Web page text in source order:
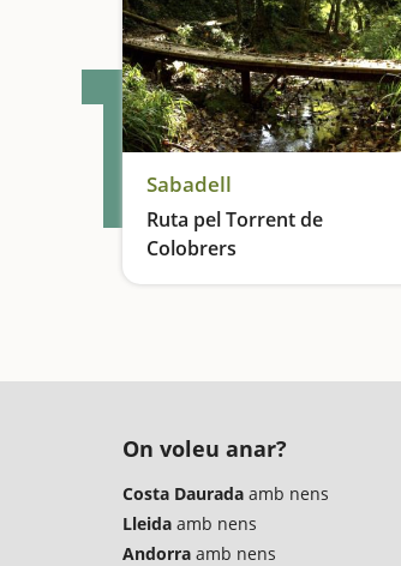
1Sabadell
Ruta pel Torrent de
Colobrers
Descobrim el
On voleu anar?
Costa Daurada amb nens
Lleida amb nens
Andorra amb nens